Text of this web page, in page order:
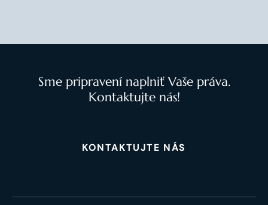
Sme pripravení naplniť Vaše práva.
Kontaktujte nás!
KONTAKTUJTE NÁS